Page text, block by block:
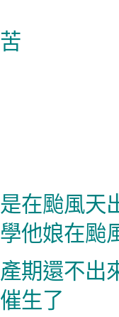
在颱風天
他娘在颱
期還不出
生了